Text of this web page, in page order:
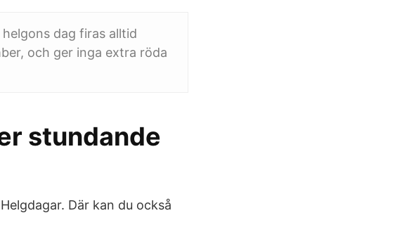
dag firas alltid
och ger inga extra röda
stundande
Där kan du också